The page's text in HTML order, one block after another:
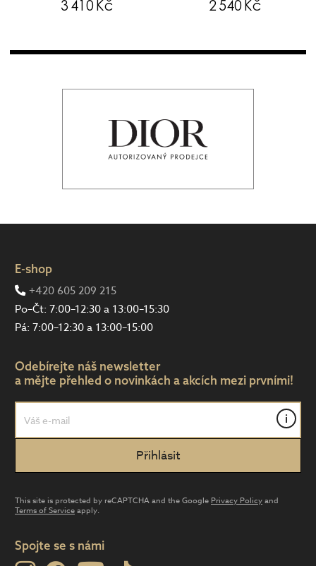
3 410 Kč
2 540 Kč
E-shop
+420 605 209 215
Po–Čt: 7:00–12:30 a 13:00–15:30
Pá: 7:00–12:30 a 13:00–15:00
Odebírejte náš newsletter
a mějte přehled o novinkách a akcích mezi prvními!
i
This site is protected by reCAPTCHA and the Google Privacy Policyand
Terms of Serviceapply.
Spojte se s námi